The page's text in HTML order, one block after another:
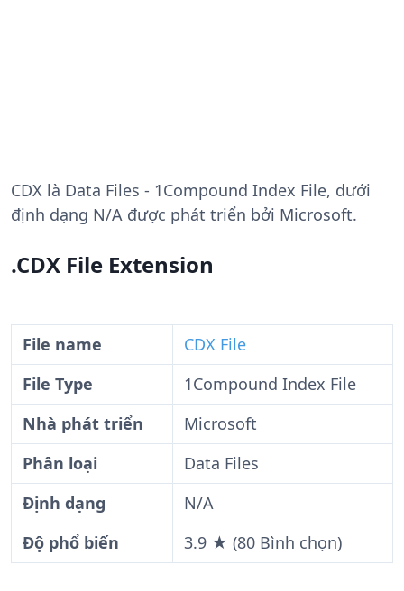
CDX là Data Files - 1Compound Index File, dưới
định dạng N/A được phát triển bởi Microsoft.
.CDX File Extension
File name
CDX File
File Type
1Compound Index File
Nhà phát triển
Microsoft
Phân loại
Data Files
Định dạng
N/A
Độ phổ biến
3.9 ★ (80 Bình chọn)